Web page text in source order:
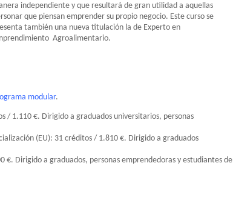
independiente y que resultará de gran utilidad a aquellas
que piensan emprender su propio negocio. Este curso se
también una nueva titulación la de Experto en
Agroalimentario.
modular.
/ 1.110 €. Dirigido a graduados universitarios, personas
(EU): 31 créditos / 1.810 €. Dirigido a graduados
Dirigido a graduados, personas emprendedoras y estudiantes de